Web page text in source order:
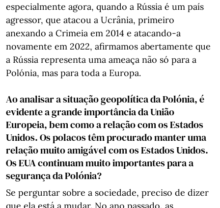
especialmente agora, quando a Rússia é um país
agressor, que atacou a Ucrânia, primeiro
anexando a Crimeia em 2014 e atacando-a
novamente em 2022, afirmamos abertamente que
a Rússia representa uma ameaça não só para a
Polónia, mas para toda a Europa.
Ao analisar a situação geopolítica da Polónia, é
evidente a grande importância da União
Europeia, bem como a relação com os Estados
Unidos. Os polacos têm procurado manter uma
relação muito amigável com os Estados Unidos.
Os EUA continuam muito importantes para a
segurança da Polónia?
Se perguntar sobre a sociedade, preciso de dizer
que ela está a mudar. No ano passado, as